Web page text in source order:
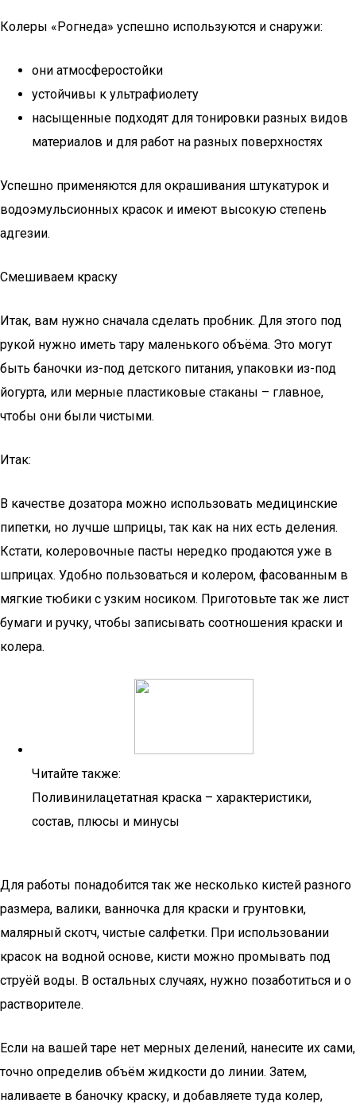
Колеры «Рогнеда» успешно используются и снаружи:
они атмосферостойки
устойчивы к ультрафиолету
насыщенные подходят для тонировки разных видов
материалов и для работ на разных поверхностях
Успешно применяются для окрашивания штукатурок и
водоэмульсионных красок и имеют высокую степень
адгезии.
Смешиваем краску
Итак, вам нужно сначала сделать пробник. Для этого под
рукой нужно иметь тару маленького объёма. Это могут
быть баночки из-под детского питания, упаковки из-под
йогурта, или мерные пластиковые стаканы – главное,
чтобы они были чистыми.
Итак:
В качестве дозатора можно использовать медицинские
пипетки, но лучше шприцы, так как на них есть деления.
Кстати, колеровочные пасты нередко продаются уже в
шприцах. Удобно пользоваться и колером, фасованным в
мягкие тюбики с узким носиком. Приготовьте так же лист
бумаги и ручку, чтобы записывать соотношения краски и
колера.
Читайте также:
Поливинилацетатная краска – характеристики,
состав, плюсы и минусы
Для работы понадобится так же несколько кистей разного
размера, валики, ванночка для краски и грунтовки,
малярный скотч, чистые салфетки. При использовании
красок на водной основе, кисти можно промывать под
струёй воды. В остальных случаях, нужно позаботиться и о
растворителе.
Если на вашей таре нет мерных делений, нанесите их сами,
точно определив объём жидкости до линии. Затем,
наливаете в баночку краску, и добавляете туда колер,